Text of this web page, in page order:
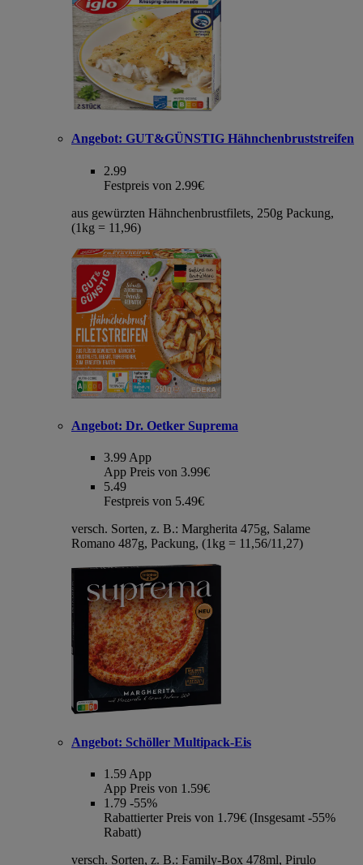
Angebot: GUT&GÜNSTIG Hähnchenbruststreifen
2.99
Festpreis von 2.99€
aus gewürzten Hähnchenbrustfilets, 250g Packung,
(1kg = 11,96)
Angebot: Dr. Oetker Suprema
3.99 App
App Preis von 3.99€
5.49
Festpreis von 5.49€
versch. Sorten, z. B.: Margherita 475g, Salame
Romano 487g, Packung, (1kg = 11,56/11,27)
Angebot: Schöller Multipack-Eis
1.59 App
App Preis von 1.59€
1.79 -55%
Rabattierter Preis von 1.79€ (Insgesamt -55%
Rabatt)
versch. Sorten, z. B.: Family-Box 478ml, Pirulo